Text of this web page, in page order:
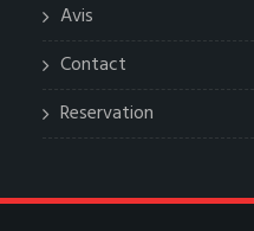
Avis
Contact
Reservation